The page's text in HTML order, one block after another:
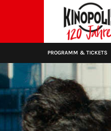
PROGRAMM & TICKETS